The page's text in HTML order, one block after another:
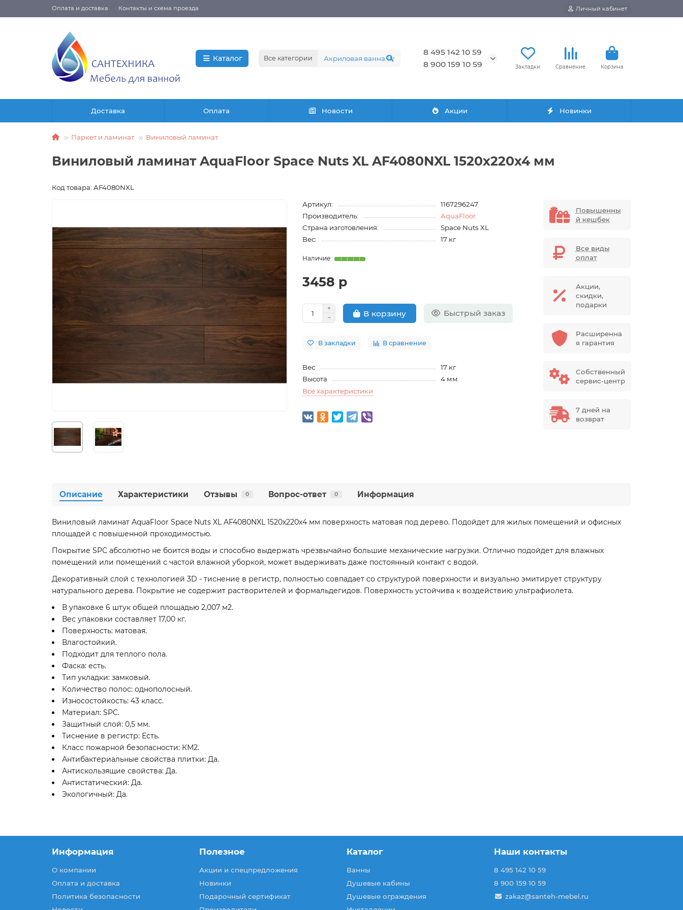
Оплата и доставка Контакты и схема проезда Личный кабинет
Каталог Все категории
8 495 142 10 59
8 900 159 10 59
Закладки Сравнение Корзина
Доставка Оплата Новости Акции Новинки
Паркет и ламинат Виниловый ламинат
Виниловый ламинат AquaFloor Space Nuts XL AF4080NXL 1520х220х4 мм
Код товара: AF4080NXL
Артикул:
1167296247
Производитель:
AquaFloor
Страна изготовления:
Space Nuts XL
Вес:
17 кг
3458 р
В корзину Быстрый заказ
В закладки В сравнение
Вес
17 кг
Высота
4 мм
Все характеристики
Повышенны
й кешбек
Все виды
оплат
Акции,
скидки,
подарки
Расширенна
я гарантия
Собственный
сервис-центр
7 дней на
возврат
Описание Характеристики Отзывы 0 Вопрос-ответ 0 Информация
Виниловый ламинат AquaFloor Space Nuts XL AF4080NXL 1520х220х4 мм поверхность матовая под дерево. Подойдет для жилых помещений и офисных
площадей с повышенной проходимостью.
Покрытие SPC абсолютно не боится воды и способно выдержать чрезвычайно большие механические нагрузки. Отлично подойдет для влажных
помещений или помещений с частой влажной уборкой, может выдерживать даже постоянный контакт с водой.
Декоративный слой с технологией 3D - тиснение в регистр, полностью совпадает со структурой поверхности и визуально эмитирует структуру
натурального дерева. Покрытие не содержит растворителей и формальдегидов. Поверхность устойчива к воздействию ультрафиолета.
В упаковке 6 штук общей площадью 2,007 м2.
Вес упаковки составляет 17,00 кг.
Поверхность: матовая.
Влагостойкий.
Подходит для теплого пола.
Фаска: есть.
Тип укладки: замковый.
Количество полос: однополосный.
Износостойкость: 43 класс.
Материал: SPC.
Защитный слой: 0,5 мм.
Тиснение в регистр: Есть.
Класс пожарной безопасности: КМ2.
Антибактериальные свойства плитки: Да.
Антискользящие свойства: Да.
Антистатический: Да.
Экологичный: Да.
Информация
О компании
Оплата и доставка
Политика безопасности
Полезное
Акции и спецпредложения
Новинки
Подарочный сертификат
Каталог
Ванны
Душевые кабины
Душевые ограждения
Наши контакты
8 495 142 10 59
8 900 159 10 59
zakaz@santeh-mebel.ru